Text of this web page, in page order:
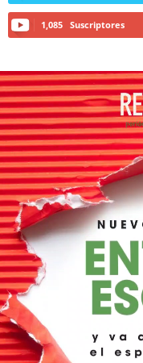
1,085 Suscriptores